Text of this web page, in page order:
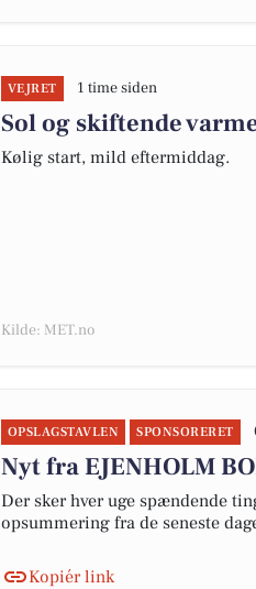
VEJRET 1 time siden
Sol og skiftende
Kølig start, mild eftermiddag.
Kilde: MET.no
OPSLAGSTAVLEN SPONSORERET
Nyt fra EJENHOLM
Der sker hver uge spændende
opsummering fra de seneste
Kopiér link